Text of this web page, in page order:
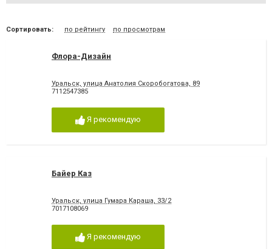
Сортировать: по рейтингу по просмотрам
Флора-Дизайн
Уральск, улица Анатолия Скоробогатова, 89
7112547385
Я рекомендую
Байер Каз
Уральск, улица Гумара Караша, 33/2
7017108069
Я рекомендую